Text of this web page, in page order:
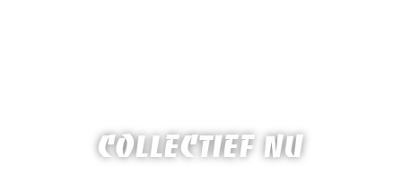
COLLECTIEF NU